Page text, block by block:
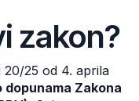
zakon?
20/25 od 4. aprila
dopunama Zakona